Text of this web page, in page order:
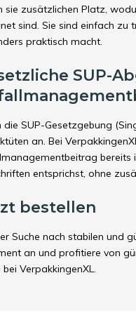
sie zusätzlichen Platz,
sind. Sie sind einfach
praktisch macht.
SUP-
die SUP-Gesetzgebung
an. Bei
bereits
entsprichst, ohne
bestellen
Suche nach stabilen und
an und profitiere von
bei VerpakkingenXL.